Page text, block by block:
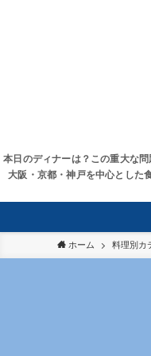
本日のディナーは？この重大な問
大阪・京都・神戸を中心とした
ホーム 料理別カ